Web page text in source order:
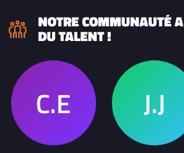
NOTRE COMMUNAUTÉ A
DU TALENT !